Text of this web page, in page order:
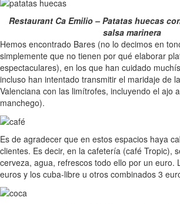
Restaurant Ca Emilio – Patatas huecas
salsa marinera
Hemos encontrado Bares (no lo decimos en
simplemente que no tienen por qué elaborar
espectaculares), en los que han cuidado
incluso han intentado transmitir el maridaje de
Valenciana con las limítrofes, incluyendo el ajo
manchego).
Es de agradecer que en estos espacios haya
clientes. Es decir, en la cafetería (café Tropic),
cerveza, agua, refrescos todo ello por un euro.
euros y los cuba-libre u otros combinados 3